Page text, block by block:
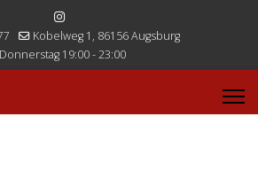
Kobelweg 1, 86156 Augsburg
19:00 - 23:00